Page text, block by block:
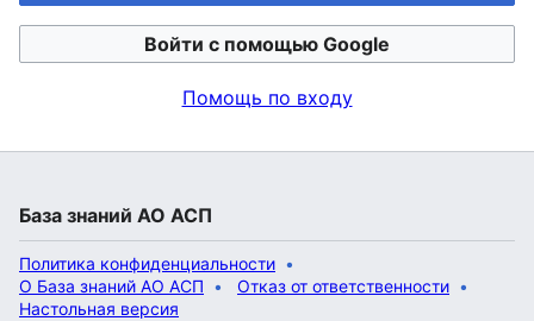
Войти с помощью Google
Помощь по входу
База знаний АО АСП
Политика конфиденциальности
О База знаний АО АСП
Отказ от ответственности
Настольная версия